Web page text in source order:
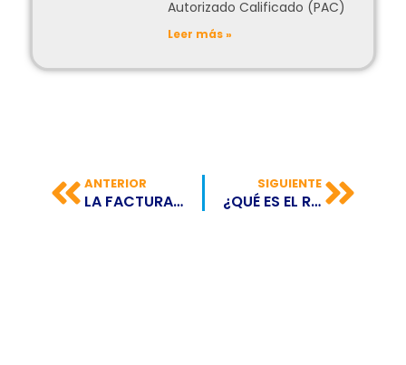
Autorizado Calificado (PAC)
Leer más »
ANTERIOR
LA FACTURACIÓN ELECTRÓNICA, UNA ALTERNATIVA QUE CUIDA EL MEDIO AMBIENTE
SIGUIENTE
¿QUÉ ES EL RUT?